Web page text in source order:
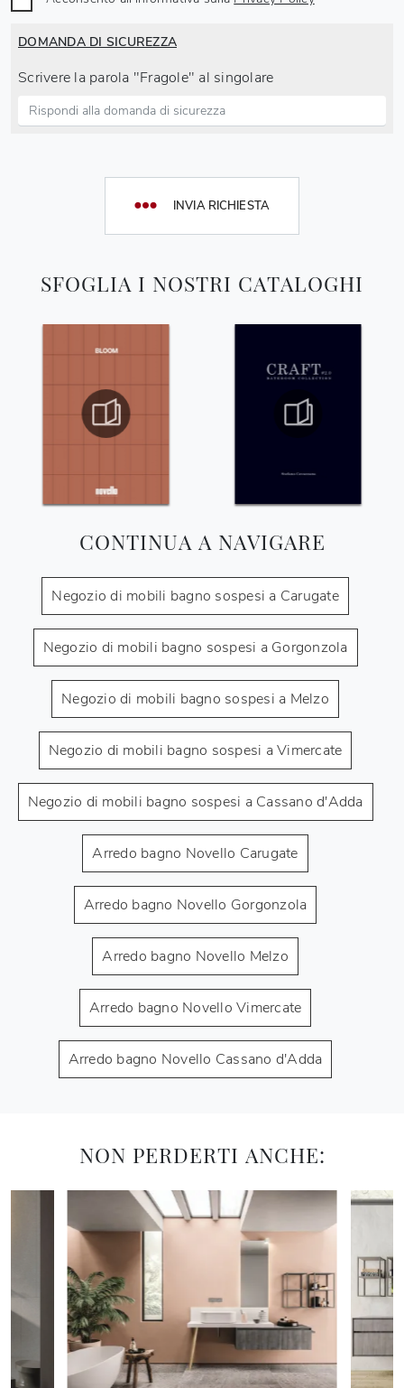
SFOGLIA I NOSTRI CATALOGHI
CONTINUA A NAVIGARE
Negozio di mobili bagno sospesi a Carugate
Negozio di mobili bagno sospesi a Gorgonzola
Negozio di mobili bagno sospesi a Melzo
Negozio di mobili bagno sospesi a Vimercate
Negozio di mobili bagno sospesi a Cassano d'Adda
Arredo bagno Novello Carugate
Arredo bagno Novello Gorgonzola
Arredo bagno Novello Melzo
Arredo bagno Novello Vimercate
Arredo bagno Novello Cassano d'Adda
DOMANDA DI SICUREZZA
Scrivere la parola "Fragole" al singolare
INVIA RICHIESTA
NON PERDERTI ANCHE: